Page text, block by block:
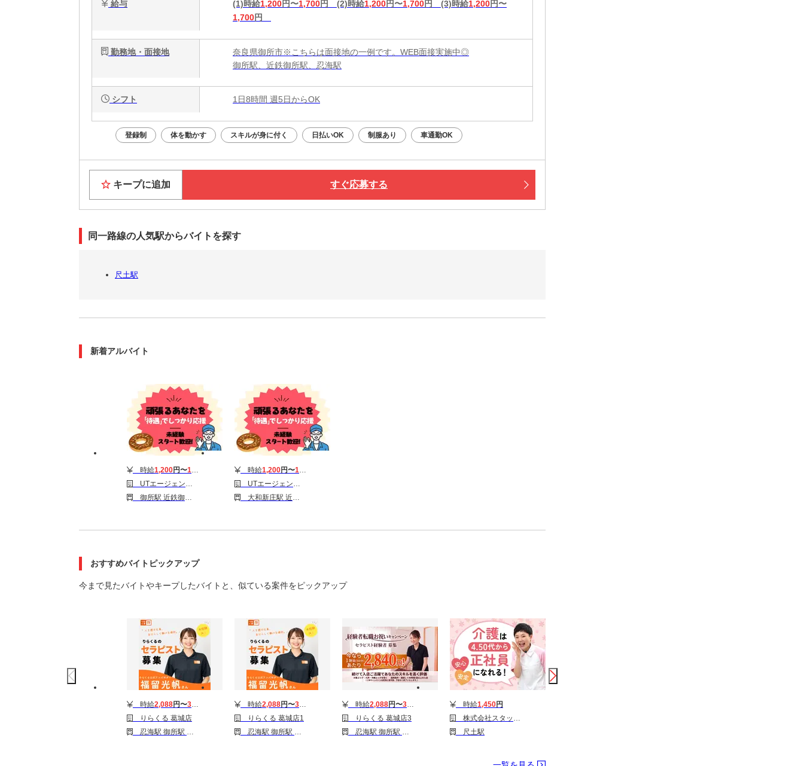
給与 (1)時給1,200円〜1,700円 (2)時給1,200円〜1,700円 (3)時給1,200円〜
1,700円
勤務地・面接地
奈良県御所市※こちらは面接地の一例です。WEB面接実施中◎
御所駅、近鉄御所駅、忍海駅
シフト 1日8時間 週5日からOK
登録制 体を動かす スキルが身に付く 日払いOK 制服あり 車通勤OK
キープに追加 すぐ応募する
同一路線の人気駅からバイトを探す
尺土駅
新着アルバイト
時給1,200円〜1,700
UTエージェント株式会社 東海第一CU_御所市
御所駅 近鉄御所駅 忍海駅
時給1,200円〜1,700
UTエージェント株式会社 東海第一CU_葛城市
大和新庄駅 近鉄新庄駅 忍海駅
おすすめバイトピックアップ
今まで見たバイトやキープしたバイトと、似ている案件をピックアップ
時給2,088円〜3,510
りらくる 葛城店
忍海駅 御所駅 大和新庄駅
時給2,088円〜3,510
りらくる 葛城店1
忍海駅 御所駅 大和新庄駅
時給2,088円〜3,510
りらくる 葛城店3
忍海駅 御所駅 大和新庄駅
時給1,450円
株式会社スタッフサービス/H10461690
尺土駅